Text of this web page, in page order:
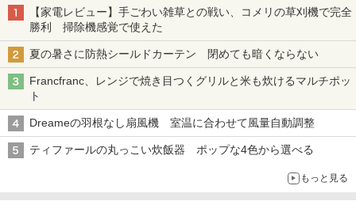
【家電レビュー】手ごわい雑草との戦い、コメリの草刈機で完全
勝利 掃除機感覚で使えた
夏の暑さに防熱シールドカーテン 閉めても暗くならない
Francfranc、レンジで焼き目つくグリルと米も炊けるマルチポッ
ト
Dreameの羽根なし扇風機 室温に合わせて風量自動調整
ティファールの丸っこい炊飯器 ポップな4色から選べる
もっと見る